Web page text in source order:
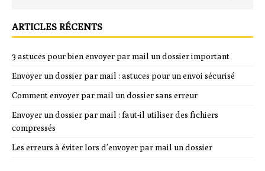
ARTICLES RÉCENTS
3 astuces pour bien envoyer par mail un dossier important
Envoyer un dossier par mail : astuces pour un envoi sécurisé
Comment envoyer par mail un dossier sans erreur
Envoyer un dossier par mail : faut-il utiliser des fichiers
compressés
Les erreurs à éviter lors d’envoyer par mail un dossier